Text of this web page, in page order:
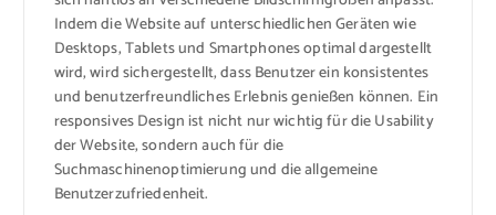
Indem die Website auf unterschiedlichen Geräten wie
Desktops, Tablets und Smartphones optimal dargestellt
wird, wird sichergestellt, dass Benutzer ein konsistentes
und benutzerfreundliches Erlebnis genießen können. Ein
responsives Design ist nicht nur wichtig für die Usability
der Website, sondern auch für die
Suchmaschinenoptimierung und die allgemeine
Benutzerzufriedenheit.